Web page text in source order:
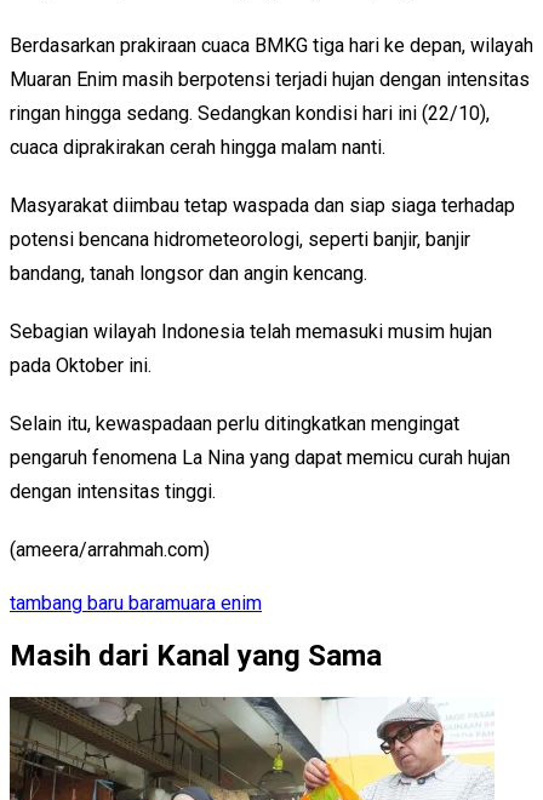
Berdasarkan prakiraan cuaca BMKG tiga hari ke depan, wilayah
Muaran Enim masih berpotensi terjadi hujan dengan intensitas
ringan hingga sedang. Sedangkan kondisi hari ini (22/10),
cuaca diprakirakan cerah hingga malam nanti.
Masyarakat diimbau tetap waspada dan siap siaga terhadap
potensi bencana hidrometeorologi, seperti banjir, banjir
bandang, tanah longsor dan angin kencang.
Sebagian wilayah Indonesia telah memasuki musim hujan
pada Oktober ini.
Selain itu, kewaspadaan perlu ditingkatkan mengingat
pengaruh fenomena La Nina yang dapat memicu curah hujan
dengan intensitas tinggi.
(ameera/arrahmah.com)
tambang baru baramuara enim
Masih dari Kanal yang Sama